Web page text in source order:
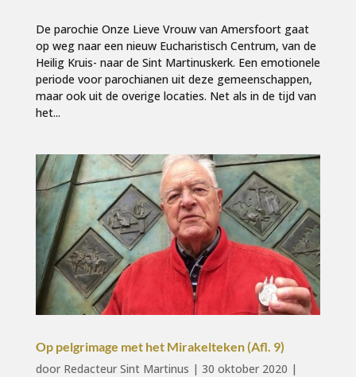
De parochie Onze Lieve Vrouw van Amersfoort gaat
op weg naar een nieuw Eucharistisch Centrum, van de
Heilig Kruis- naar de Sint Martinuskerk. Een emotionele
periode voor parochianen uit deze gemeenschappen,
maar ook uit de overige locaties. Net als in de tijd van
het...
Op pelgrimage met het Mirakelteken (Afl. 9)
door Redacteur Sint Martinus | 30 oktober 2020 |